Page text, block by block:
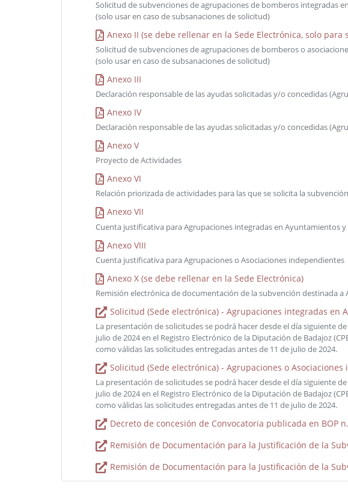
Solicitud de subvenciones de agrupaciones de bomberos integradas
(solo usar en caso de subsanaciones de solicitud)
Anexo II (se debe rellenar en la Sede Electrónica, solo
Solicitud de subvenciones de agrupaciones de bomberos o
(solo usar en caso de subsanaciones de solicitud)
Anexo III
Declaración responsable de las ayudas solicitadas y/o concedidas
Anexo IV
Declaración responsable de las ayudas solicitadas y/o concedidas
Anexo V
Proyecto de Actividades
Anexo VI
Relación priorizada de actividades para las que se solicita la
Anexo VII
Cuenta justificativa para Agrupaciones integradas en Ayuntamientos
Anexo VIII
Cuenta justificativa para Agrupaciones o Asociaciones independientes
Anexo X (se debe rellenar en la Sede Electrónica)
Remisión electrónica de documentación de la subvención destinada
Solicitud (Sede electrónica) - Agrupaciones integradas
La presentación de solicitudes se podrá hacer desde el día siguiente
julio de 2024 en el Registro Electrónico de la Diputación de Badajoz
como válidas las solicitudes entregadas antes de 11 de julio de 2024.
Solicitud (Sede electrónica) - Agrupaciones o
La presentación de solicitudes se podrá hacer desde el día siguiente
julio de 2024 en el Registro Electrónico de la Diputación de Badajoz
como válidas las solicitudes entregadas antes de 11 de julio de 2024.
Decreto de concesión de Convocatoria publicada en BOP
Remisión de Documentación para la Justificación de la
Remisión de Documentación para la Justificación de la